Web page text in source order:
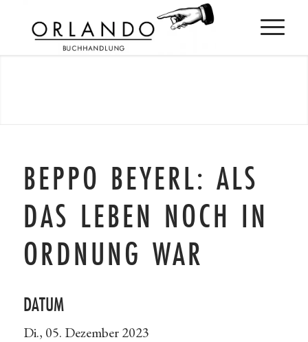
BEPPO BEYERL: ALS
DAS LEBEN NOCH IN
ORDNUNG WAR
DATUM
Di., 05. Dezember 2023